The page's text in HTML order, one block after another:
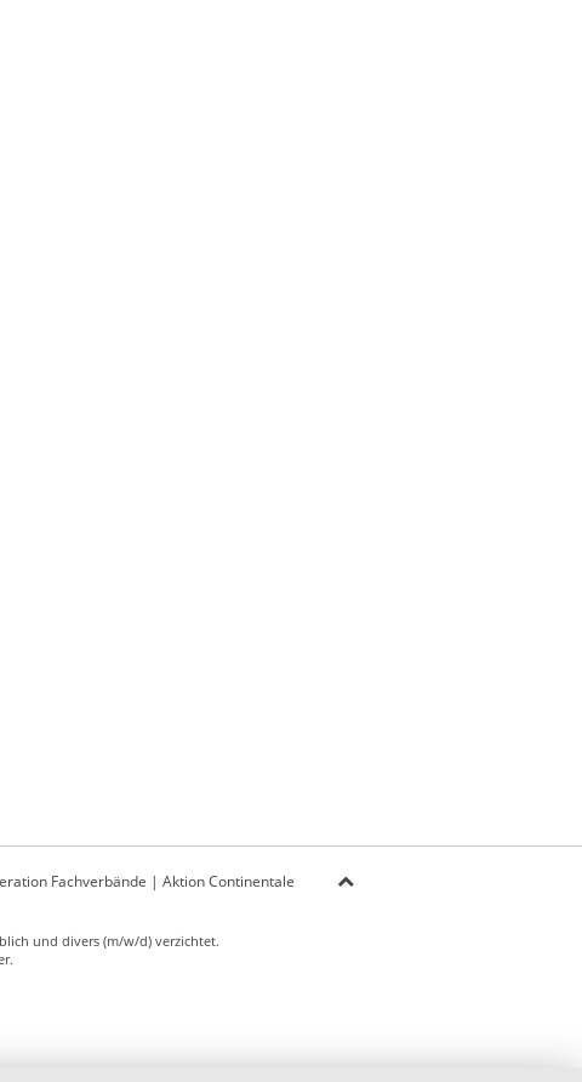
Fachverbände | Aktion Continentale
und divers (m/w/d) verzichtet.